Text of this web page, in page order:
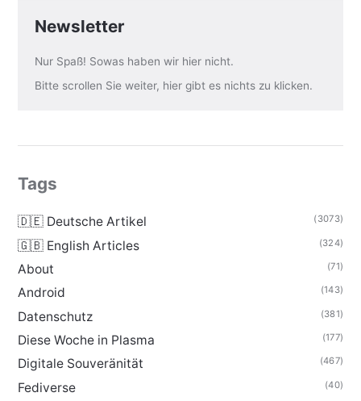
Newsletter
Nur Spaß! Sowas haben wir hier nicht.
Bitte scrollen Sie weiter, hier gibt es nichts zu klicken.
Tags
🇩🇪 Deutsche Artikel (3073)
🇬🇧 English Articles (324)
About (71)
Android (143)
Datenschutz (381)
Diese Woche in Plasma (177)
Digitale Souveränität (467)
Fediverse (40)